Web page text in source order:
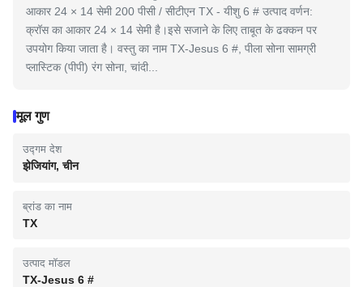
आकार 24 × 14 सेमी 200 पीसी / सीटीएन TX - यीशु 6 # उत्पाद वर्णन:
क्रॉस का आकार 24 × 14 सेमी है।इसे सजाने के लिए ताबूत के ढक्कन पर
उपयोग किया जाता है। वस्तु का नाम TX-Jesus 6 #, पीला सोना सामग्री
प्लास्टिक (पीपी) रंग सोना, चांदी...
मूल गुण
उद्गम देश
झेजियांग, चीन
ब्रांड का नाम
TX
उत्पाद मॉडल
TX-Jesus 6 #